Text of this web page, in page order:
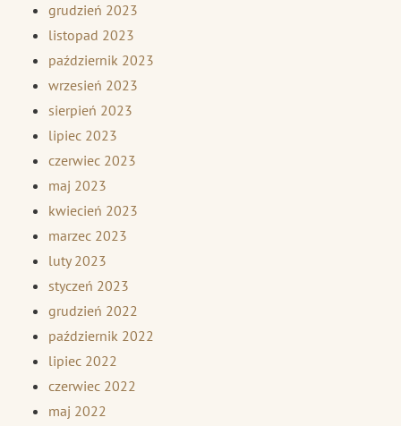
grudzień 2023
listopad 2023
październik 2023
wrzesień 2023
sierpień 2023
lipiec 2023
czerwiec 2023
maj 2023
kwiecień 2023
marzec 2023
luty 2023
styczeń 2023
grudzień 2022
październik 2022
lipiec 2022
czerwiec 2022
maj 2022